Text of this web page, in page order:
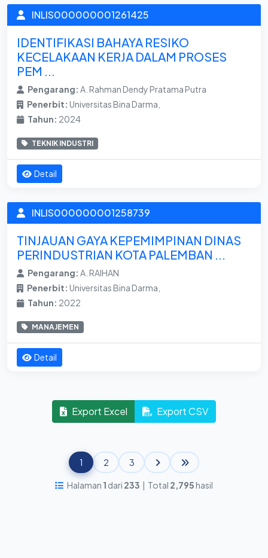
INLIS000000001261425
IDENTIFIKASI BAHAYA RESIKO
KECELAKAAN KERJA DALAM PROSES
PEM ...
Pengarang: A. Rahman Dendy Pratama Putra
Penerbit: Universitas Bina Darma,
Tahun: 2024
TEKNIK INDUSTRI
Detail
INLIS000000001258739
TINJAUAN GAYA KEPEMIMPINAN DINAS
PERINDUSTRIAN KOTA PALEMBAN ...
Pengarang: A. RAIHAN
Penerbit: Universitas Bina Darma,
Tahun: 2022
MANAJEMEN
Detail
Export Excel Export CSV
1 2 3
Halaman 1 dari 233 | Total 2,795 hasil